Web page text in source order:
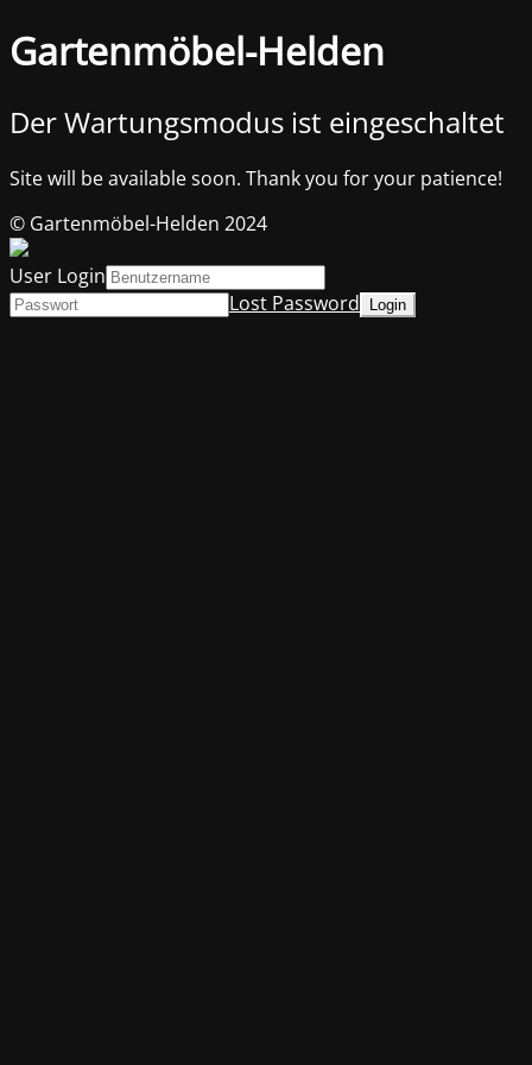
Gartenmöbel-Helden
Der Wartungsmodus ist eingeschaltet
Site will be available soon. Thank you for your patience!
© Gartenmöbel-Helden 2024
User Login
Lost Password